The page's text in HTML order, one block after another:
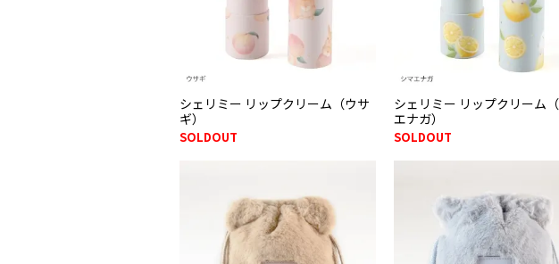
シェリミー リップクリーム（ウサ
ギ）
SOLDOUT
シェリミー リップクリーム
エナガ）
SOLDOUT